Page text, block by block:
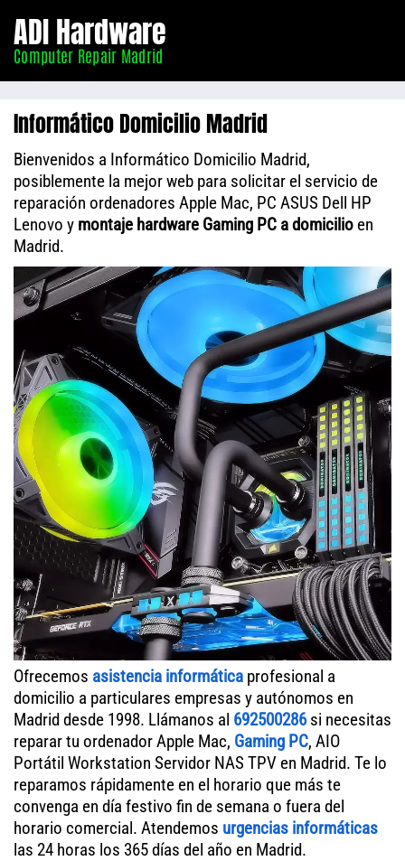
Madrid
ADI Hardware
Computer Repair Madrid
Informático Domicilio Madrid
Bienvenidos a Informático Domicilio Madrid,
posiblemente la mejor web para solicitar el servicio de
reparación ordenadores Apple Mac, PC ASUS Dell HP
Lenovo y montaje hardware Gaming PC a domicilio en
Madrid.
Ofrecemos asistencia informática profesional a
domicilio a particulares empresas y autónomos en
Madrid desde 1998. Llámanos al 692500286si necesitas
reparar tu ordenador Apple Mac, Gaming PC, AIO
Portátil Workstation Servidor NAS TPV en Madrid. Te lo
reparamos rápidamente en el horario que más te
convenga en día festivo fin de semana o fuera del
horario comercial. Atendemos urgencias informáticas
las 24 horas los 365 días del año en Madrid.